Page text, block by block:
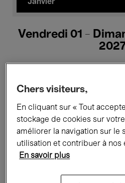
Janvier
Vendredi 01 -
Tous les événements
Expositions Films
Rencontres & Débats
Musique classique
Chers visiteurs,
En cliquant sur « Tout
stockage de cookies sur
améliorer la navigation sur le
utilisation et contribuer à nos
En savoir plus